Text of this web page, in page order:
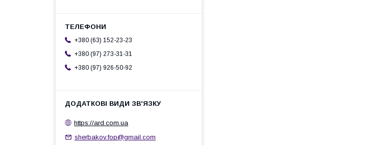
+380 (63) 152-23-23
+380 (97) 273-31-31
+380 (97) 926-50-92
https://ard.com.ua
sherbakov.fop@gmail.com